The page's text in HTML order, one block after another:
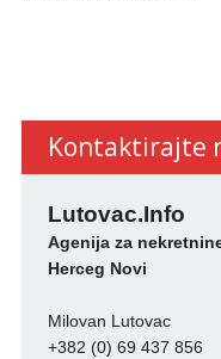
Kontaktirajte
Lutovac.Info
Agenija za
Herceg Novi
Milovan Lutovac
+382 (0) 69 437 856